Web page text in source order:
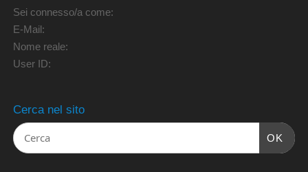
Sei connesso/a come:
E-Mail:
Nome reale:
User ID:
Cerca nel sito
OK